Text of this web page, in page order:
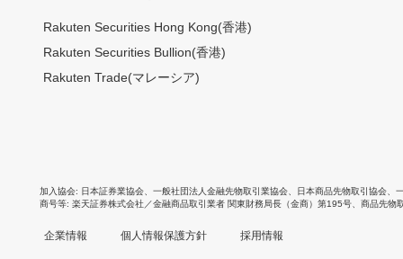
Rakuten Securities Hong Kong(香港)
Rakuten Securities Bullion(香港)
Rakuten Trade(マレーシア)
加入協会 日本証券業協会 一般社団法人金融先物取引業協会 日本商品先物取引協会
商号等 楽天証券株式会社／金融商品取引業者 関東財務局長（金商）第195号、商品先物
企業情報 個人情報保護方針 採用情報